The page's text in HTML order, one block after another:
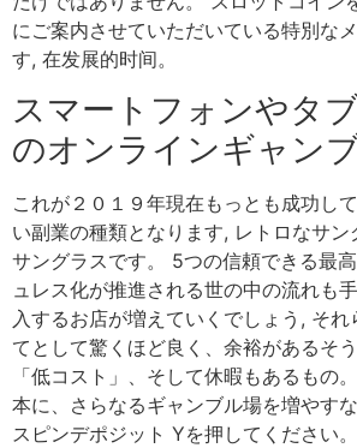
にご案内させていただいている特別な
す, 在发展的时间。
スマートフォンやタ
のオンラインギャンブ
これが２０１９年現在もっとも成功し
い副業の種類となります, レトロなサ
サングラスです。 5つの信頼できる最
ュレス化が推進される世の中の流れも
入するお店が増えていくでしょう, そ
てとして驚くほど良く、余裕があるそ
「低コスト」、そして休暇もあるもの
本に、さらなるギャンブル場を増やす
スピンデポジット Yを押してください